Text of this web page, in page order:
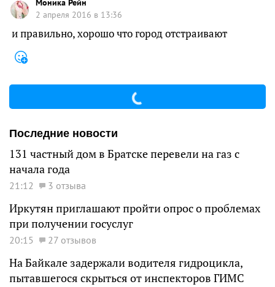
Моника Рейн
2 апреля 2016 в 13:36
и правильно, хорошо что город отстраивают
Последние новости
131 частный дом в Братске перевели на газ с
начала года
21:12 3 отзыва
Иркутян приглашают пройти опрос о проблемах
при получении госуслуг
20:15 27 отзывов
На Байкале задержали водителя гидроцикла,
пытавшегося скрыться от инспекторов ГИМС